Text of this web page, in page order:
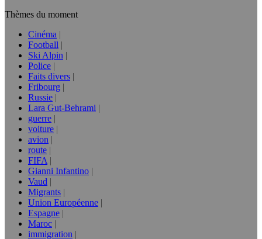
Thèmes du moment
Cinéma
Football
Ski Alpin
Police
Faits divers
Fribourg
Russie
Lara Gut-Behrami
guerre
voiture
avion
route
FIFA
Gianni Infantino
Vaud
Migrants
Union Européenne
Espagne
Maroc
immigration